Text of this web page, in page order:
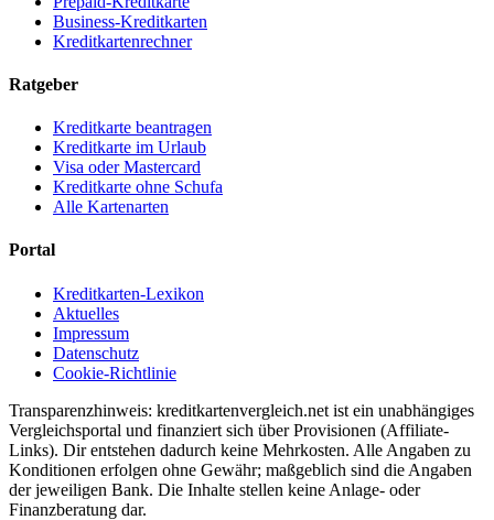
Business-Kreditkarten
Kreditkartenrechner
Ratgeber
Kreditkarte beantragen
Kreditkarte im Urlaub
Visa oder Mastercard
Kreditkarte ohne Schufa
Alle Kartenarten
Portal
Kreditkarten-Lexikon
Aktuelles
Impressum
Datenschutz
Cookie-Richtlinie
Transparenzhinweis: kreditkartenvergleich.net ist ein unabhängiges
Vergleichsportal und finanziert sich über Provisionen (Affiliate-
Links). Dir entstehen dadurch keine Mehrkosten. Alle Angaben zu
Konditionen erfolgen ohne Gewähr; maßgeblich sind die Angaben
der jeweiligen Bank. Die Inhalte stellen keine Anlage- oder
Finanzberatung dar.